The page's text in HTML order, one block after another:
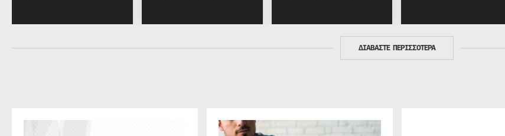
ΔΙΑΒΑΣΤΕ ΠΕΡΙΣΣΟΤΕΡΑ